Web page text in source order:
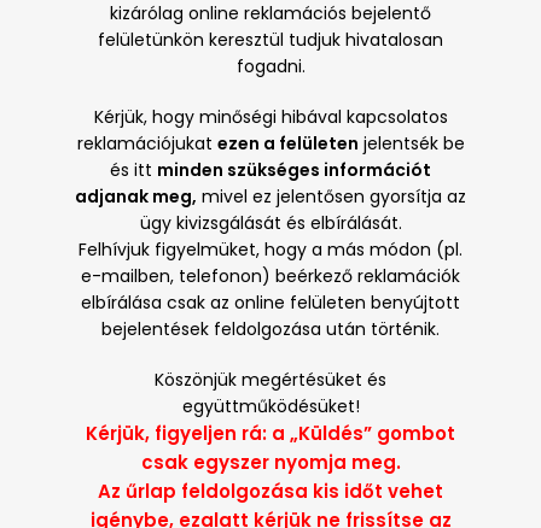
kizárólag online reklamációs bejelentő
felületünkön keresztül tudjuk hivatalosan
fogadni.
Kérjük, hogy minőségi hibával kapcsolatos
reklamációjukat ezen a felületen jelentsék be
és itt minden szükséges információt
adjanak meg, mivel ez jelentősen gyorsítja az
ügy kivizsgálását és elbírálását.
Felhívjuk figyelmüket, hogy a más módon (pl.
e-mailben, telefonon) beérkező reklamációk
elbírálása csak az online felületen benyújtott
bejelentések feldolgozása után történik.
Köszönjük megértésüket és
együttműködésüket!
Kérjük, figyeljen rá: a „Küldés” gombot
csak egyszer nyomja meg.
Az űrlap feldolgozása kis időt vehet
igénybe, ezalatt kérjük ne frissítse az